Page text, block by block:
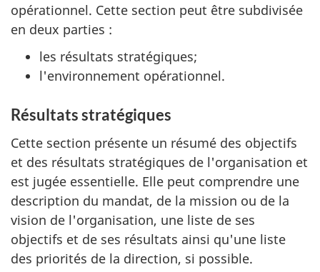
opérationnel. Cette section peut être subdivisée
en deux parties :
les résultats stratégiques;
l'environnement opérationnel.
Résultats stratégiques
Cette section présente un résumé des objectifs
et des résultats stratégiques de l'organisation et
est jugée essentielle. Elle peut comprendre une
description du mandat, de la mission ou de la
vision de l'organisation, une liste de ses
objectifs et de ses résultats ainsi qu'une liste
des priorités de la direction, si possible.